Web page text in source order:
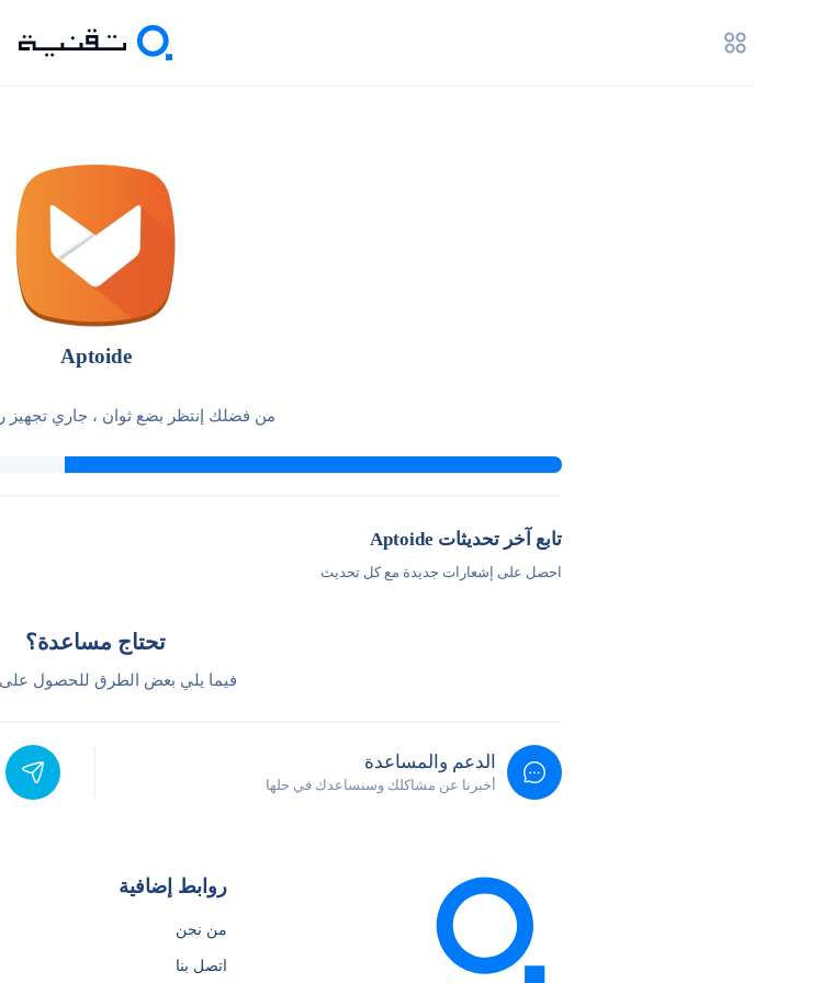
Aptoide
من فضلك إنتظر بضع ثوان ، جاري تجهيز
تابع آخر تحديثات Aptoide
احصل على إشعارات جديدة مع كل تحديث
تحتاج مساعدة؟
فيما يلي بعض الطرق للحصول
الدعم والمساعدة
أخبرنا عن مشاكلك وسنساعدك في حلها
روابط إضافية
من نحن
اتصل بنا